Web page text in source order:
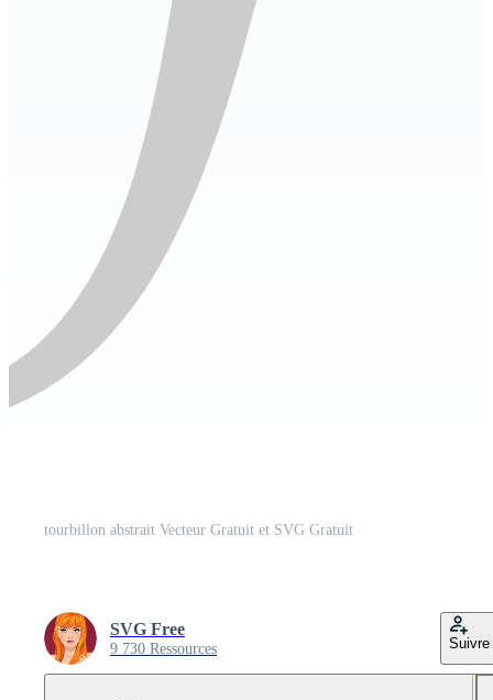
tourbillon abstrait Vecteur Gratuit et SVG Gratuit
SVG Free
9 730 Ressources Suivre